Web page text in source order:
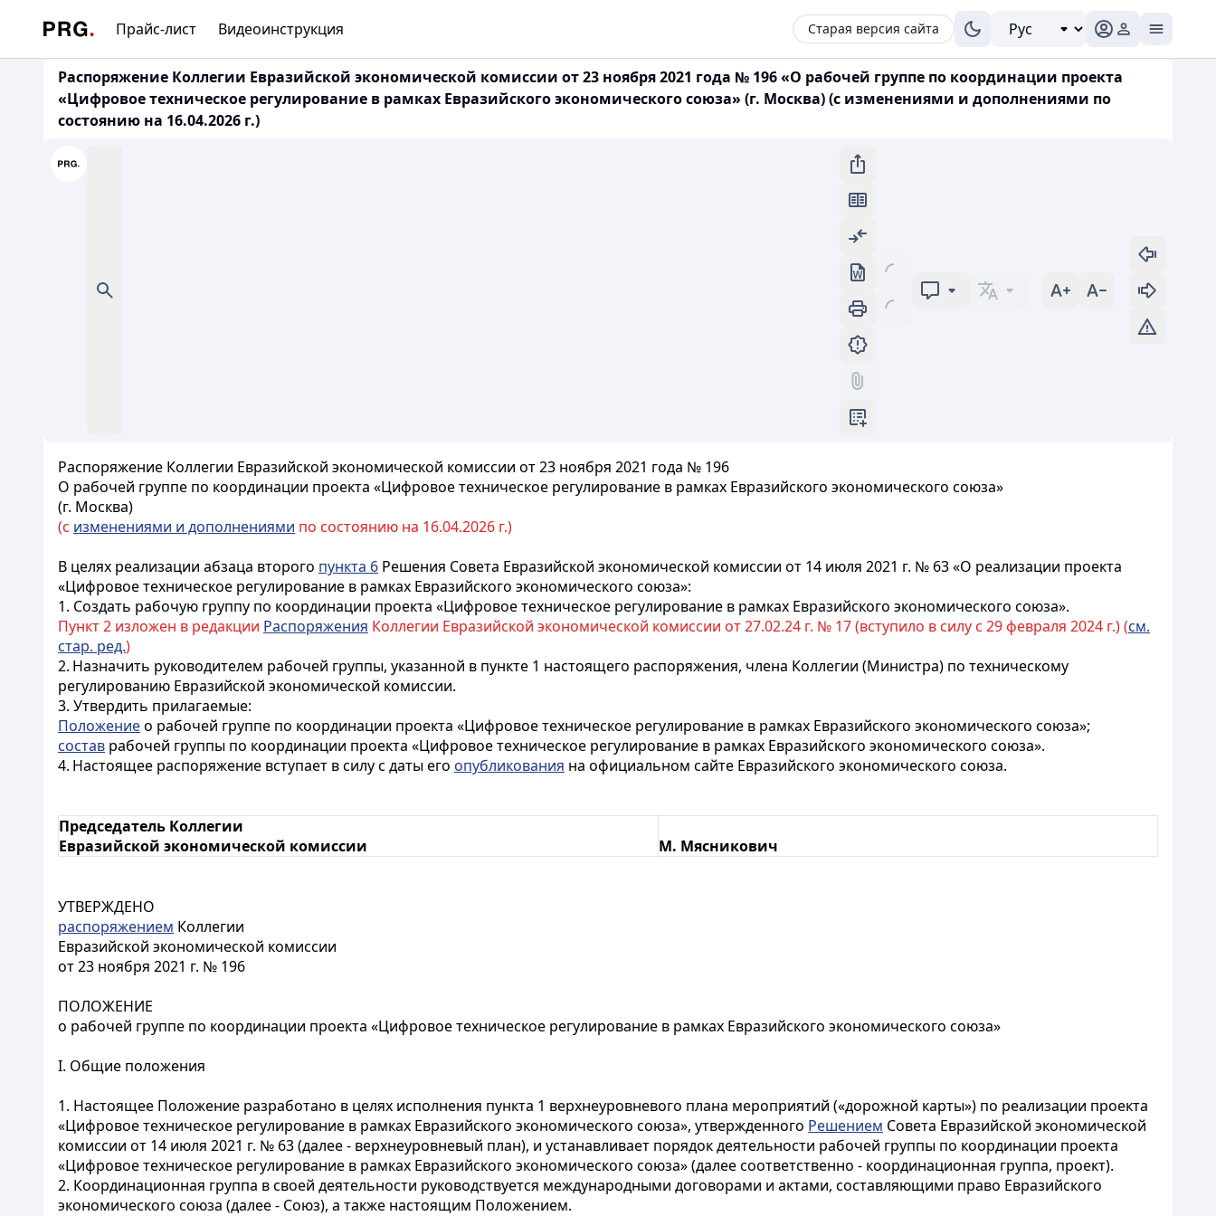
Прайс-лист Видеоинструкция Старая версия сайта
Распоряжение Коллегии Евразийской экономической комиссии от 23 ноября 2021 года № 196 «О рабочей группе по координации проекта
«Цифровое техническое регулирование в рамках Евразийского экономического союза» (г. Москва) (с изменениями и дополнениями по
состоянию на 16.04.2026 г.)
Распоряжение Коллегии Евразийской экономической комиссии от 23 ноября 2021 года № 196
О рабочей группе по координации проекта «Цифровое техническое регулирование в рамках Евразийского экономического союза»
(г. Москва)
(с изменениями и дополнениями по состоянию на 16.04.2026 г.)
В целях реализации абзаца второго пункта 6 Решения Совета Евразийской экономической комиссии от 14 июля 2021 г. № 63 «О реализации проекта
«Цифровое техническое регулирование в рамках Евразийского экономического союза»:
1. Создать рабочую группу по координации проекта «Цифровое техническое регулирование в рамках Евразийского экономического союза».
Пункт 2 изложен в редакции Распоряжения Коллегии Евразийской экономической комиссии от 27.02.24 г. № 17 (вступило в силу с 29 февраля 2024 г.) (см.
стар. ред.)
2. Назначить руководителем рабочей группы, указанной в пункте 1 настоящего распоряжения, члена Коллегии (Министра) по техническому
регулированию Евразийской экономической комиссии.
3. Утвердить прилагаемые:
Положениео рабочей группе по координации проекта «Цифровое техническое регулирование в рамках Евразийского экономического союза»;
состав рабочей группы по координации проекта «Цифровое техническое регулирование в рамках Евразийского экономического союза».
4. Настоящее распоряжение вступает в силу с даты его опубликования на официальном сайте Евразийского экономического союза.
Председатель Коллегии
Евразийской экономической комиссии
М. Мясникович
УТВЕРЖДЕНО
распоряжением Коллегии
Евразийской экономической комиссии
от 23 ноября 2021 г. № 196
ПОЛОЖЕНИЕ
о рабочей группе по координации проекта «Цифровое техническое регулирование в рамках Евразийского экономического союза»
I. Общие положения
1. Настоящее Положение разработано в целях исполнения пункта 1 верхнеуровневого плана мероприятий («дорожной карты») по реализации проекта
«Цифровое техническое регулирование в рамках Евразийского экономического союза», утвержденного Решением Совета Евразийской экономической
комиссии от 14 июля 2021 г. № 63 (далее - верхнеуровневый план), и устанавливает порядок деятельности рабочей группы по координации проекта
«Цифровое техническое регулирование в рамках Евразийского экономического союза» (далее соответственно - координационная группа, проект).
2. Координационная группа в своей деятельности руководствуется международными договорами и актами, составляющими право Евразийского
экономического союза (далее - Союз), а также настоящим Положением.